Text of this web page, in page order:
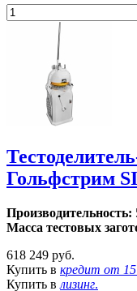
Гольфстрим
Производительность:
Масса тестовых
618 249 руб.
Купить в кредит от
Купить в лизинг.